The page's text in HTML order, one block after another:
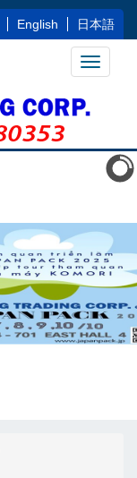
English 日本語
Toggle